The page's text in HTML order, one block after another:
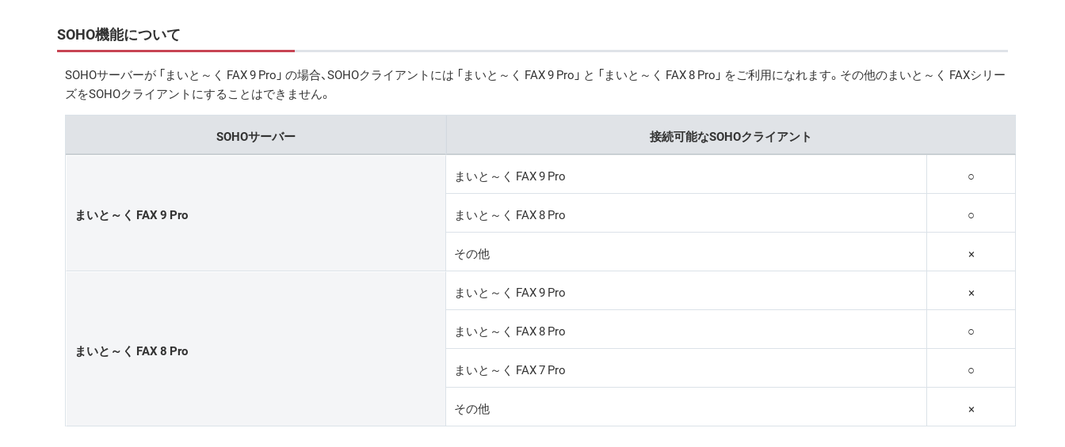
SOHO機能について
SOHOサーバーが 「まいと～く FAX 9 Pro」 の場合、SOHOクライアントには 「まいと～く FAX 9 Pro」 と 「まいと～く FAX 8 Pro」 をご利用になれます。その他のまいと～く FAXシリー
ズをSOHOクライアントにすることはできません。
SOHOサーバー 接続可能なSOHOクライアント
まいと～く FAX 9 Pro
まいと～く FAX 9 Pro ○
まいと～く FAX 8 Pro ○
その他 ×
まいと～く FAX 8 Pro
まいと～く FAX 9 Pro ×
まいと～く FAX 8 Pro ○
まいと～く FAX 7 Pro ○
その他 ×